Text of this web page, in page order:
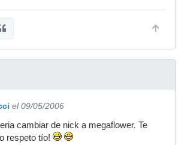
el 09/05/2006
cambiar de nick a megaflower. Te
respeto tío!